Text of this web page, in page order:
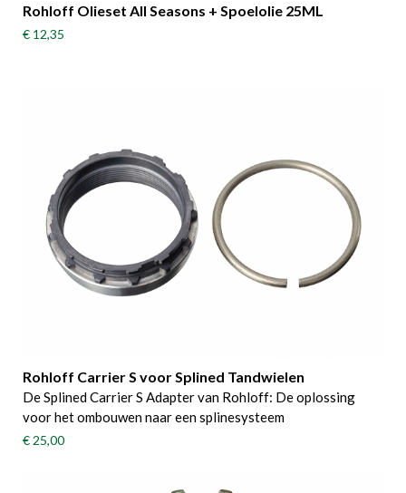
Rohloff Olieset All Seasons + Spoelolie 25ML
€ 12,35
Rohloff Carrier S voor Splined Tandwielen
De Splined Carrier S Adapter van Rohloff: De oplossing
voor het ombouwen naar een splinesysteem
€ 25,00